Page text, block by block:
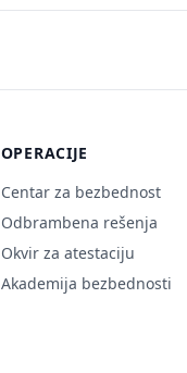
OPERACIJE
Centar za bezbednost
Odbrambena rešenja
Okvir za atestaciju
Akademija bezbednosti